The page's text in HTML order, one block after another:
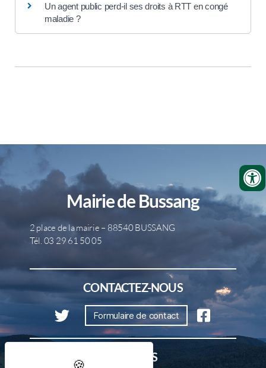
Un agent public perd-il ses droits à RTT en congé
maladie ?
Mairie de Bussang
2 place de la mairie – 88540 BUSSANG
Tél. 03 29 61 50 05
CONTACTEZ-NOUS
Formulaire de contact
HORAIRES